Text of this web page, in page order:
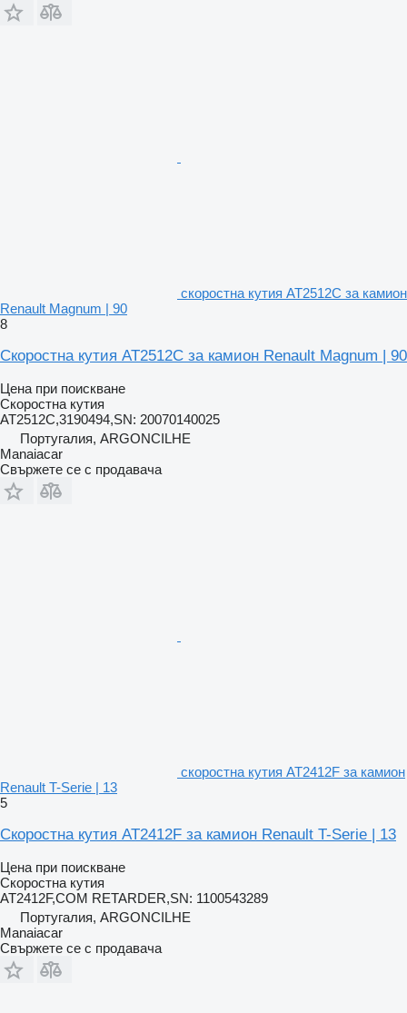
скоростна кутия AT2512C за камион
Renault Magnum | 90
8
Скоростна кутия AT2512C за камион Renault Magnum | 90
Цена при поискване
Скоростна кутия
AT2512C,3190494,SN: 20070140025
Португалия, ARGONCILHE
Manaiacar
Свържете се с продавача
скоростна кутия AT2412F за камион
Renault T-Serie | 13
5
Скоростна кутия AT2412F за камион Renault T-Serie | 13
Цена при поискване
Скоростна кутия
AT2412F,COM RETARDER,SN: 1100543289
Португалия, ARGONCILHE
Manaiacar
Свържете се с продавача